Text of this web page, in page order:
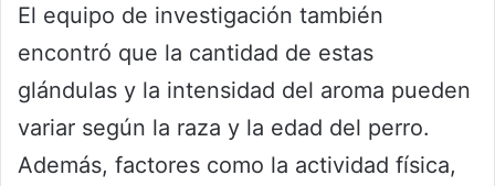
El equipo de investigación también
encontró que la cantidad de estas
glándulas y la intensidad del aroma pueden
variar según la raza y la edad del perro.
Además, factores como la actividad física,